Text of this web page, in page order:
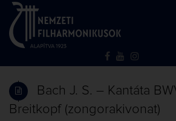
Bach J. S. – Kantáta
Breitkopf (zongorakivonat)